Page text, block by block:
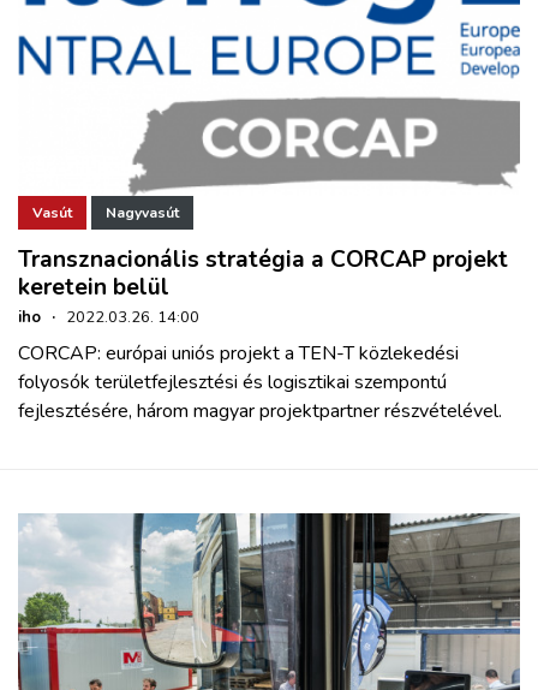
Vasút Nagyvasút
Transznacionális stratégia a CORCAP projekt
keretein belül
iho · 2022.03.26. 14:00
CORCAP: európai uniós projekt a TEN-T közlekedési
folyosók területfejlesztési és logisztikai szempontú
fejlesztésére, három magyar projektpartner részvételével.